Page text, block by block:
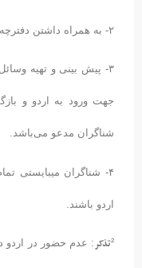
۲- به همراه داشتن دفترچه بیمه و کارت بیمه ورزشی
۳- پیش بینی و تهیه
جهت ورود به اردو و
شناگران مدعو می‌باشد.
۴- شناگران میبایستی
اردو باشند.
تذکر: عدم حضور در اردو